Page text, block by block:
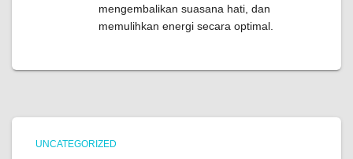
mengembalikan suasana hati, dan
memulihkan energi secara optimal.
UNCATEGORIZED